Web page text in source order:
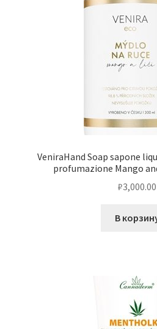
VeniraHand Soap sapone
profumazione Mango
₽3,000.00
В